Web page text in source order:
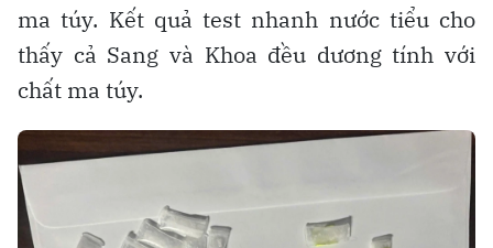
ma túy. Kết quả test nhanh nước tiểu cho
thấy cả Sang và Khoa đều dương tính với
chất ma túy.